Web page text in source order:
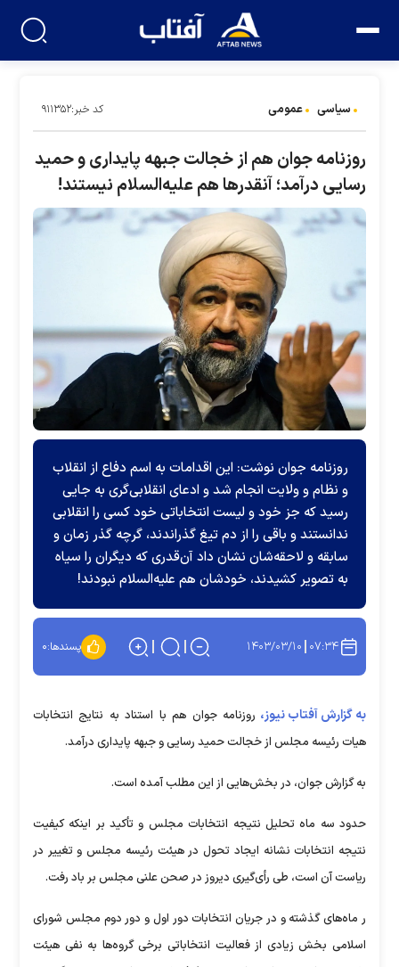
سیاسی عمومی کد خبر:۹۱۱۳۵۲
روزنامه جوان هم از خجالت جبهه پایداری و حمید
رسایی درآمد؛ آنقدر‌ها هم علیه‌السلام نیستند!
روزنامه جوان نوشت: این اقدامات به اسم دفاع از انقلاب
و نظام و ولایت انجام شد و ادعای انقلابی‌گری به جایی
رسید که جز خود و لیست انتخاباتی خود کسی را انقلابی
ندانستند و باقی را از دم تیغ گذراندند، گرچه گذر زمان و
سابقه و لاحقه‌شان نشان داد آن‌قدری که دیگران را سیاه
به تصویر کشیدند، خودشان هم علیه‌السلام نبودند!
۰۷:۳۴ ۱۴۰۳/۰۳/۱۰ پسندها:۰
به گزارش آفتاب نیوز، روزنامه جوان هم با استناد به نتایج انتخابات
هیات رئیسه مجلس از خجالت حمید رسایی و جبهه پایداری درآمد.
به گزارش جوان، در بخش‌هایی از این مطلب آمده است.
حدود سه ماه تحلیل نتیجه انتخابات مجلس و تأکید بر اینکه کیفیت
نتیجه انتخابات نشانه ایجاد تحول در هیئت رئیسه مجلس و تغییر در
ریاست آن است، طی رأی‌گیری دیروز در صحن علنی مجلس بر باد رفت.
ر ماه‌های گذشته و در جریان انتخابات دور اول و دور دوم مجلس شورای
اسلامی بخش زیادی از فعالیت انتخاباتی برخی گروه‌ها به نفی هیئت